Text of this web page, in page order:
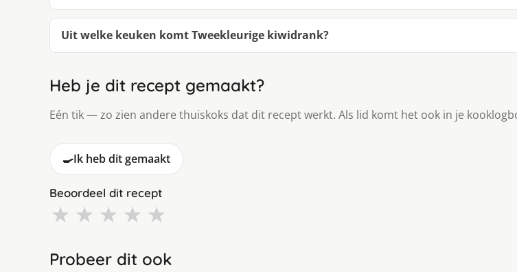
Uit welke keuken komt Tweekleurige kiwidrank?
Heb je dit recept gemaakt?
Eén tik — zo zien andere thuiskoks dat dit recept werkt. Als lid komt het ook in je
🍳Ik heb dit gemaakt
Beoordeel dit recept
★ ★ ★ ★ ★
Probeer dit ook